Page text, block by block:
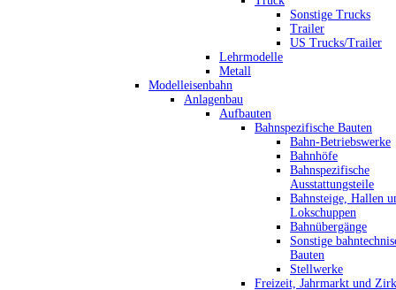
Sonstige Trucks
Trailer
US Trucks/Trailer
Lehrmodelle
Metall
Modelleisenbahn
Anlagenbau
Aufbauten
Bahnspezifische Bauten
Bahn-Betriebswerke
Bahnhöfe
Bahnspezifische
Ausstattungsteile
Bahnsteige, Hallen
Lokschuppen
Bahnübergänge
Sonstige
Bauten
Stellwerke
Freizeit, Jahrmarkt und